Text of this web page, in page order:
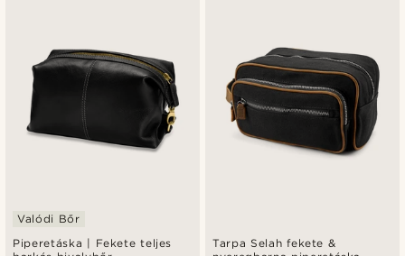
Piperetáska | Fekete teljes
Valódi Bőr
Tarpa Selah fekete &